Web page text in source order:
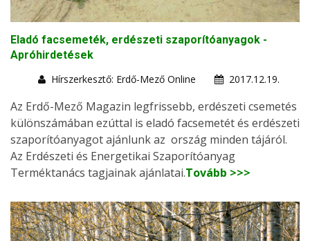
Eladó facsemeték, erdészeti szaporítóanyagok -
Apróhirdetések
Hírszerkesztő: Erdő-Mező Online
2017.12.19.
Az Erdő-Mező Magazin legfrissebb, erdészeti csemetés
különszámában ezúttal is eladó facsemetét és erdészeti
szaporítóanyagot ajánlunk az ország minden tájáról.
Az Erdészeti és Energetikai Szaporítóanyag
Terméktanács tagjainak ajánlatai.Tovább >>>